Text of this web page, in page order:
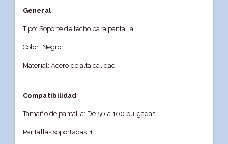
General
Tipo: Soporte de techo para pantalla
Color: Negro
Material: Acero de alta calidad
Compatibilidad
Tamaño de pantalla: De 50 a 100 pulgadas
Pantallas soportadas: 1